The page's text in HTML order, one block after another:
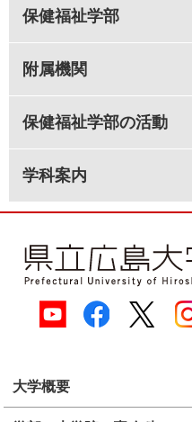
保健福祉学部
附属機関
保健福祉学部の活動
学科案内
大学概要